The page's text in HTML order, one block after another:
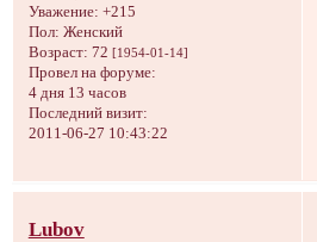
Уважение: +215
Пол: Женский
Возраст: 72 [1954-01-14]
Провел на форуме:
4 дня 13 часов
Последний визит:
2011-06-27 10:43:22
Lubov